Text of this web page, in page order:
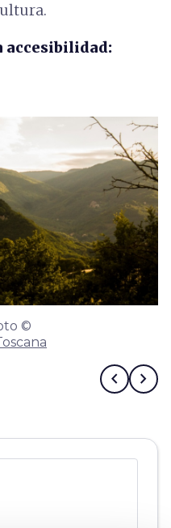
accesibilidad:
©
chevron_left chevron_right